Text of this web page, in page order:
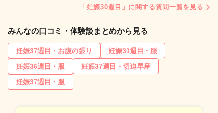
「妊娠30週目」に関する質問一覧を見る
みんなの口コミ・体験談まとめから見る
妊娠37週目・お腹の張り
妊娠30週目・服
妊娠36週目・服
妊娠37週目・切迫早産
妊娠37週目・服